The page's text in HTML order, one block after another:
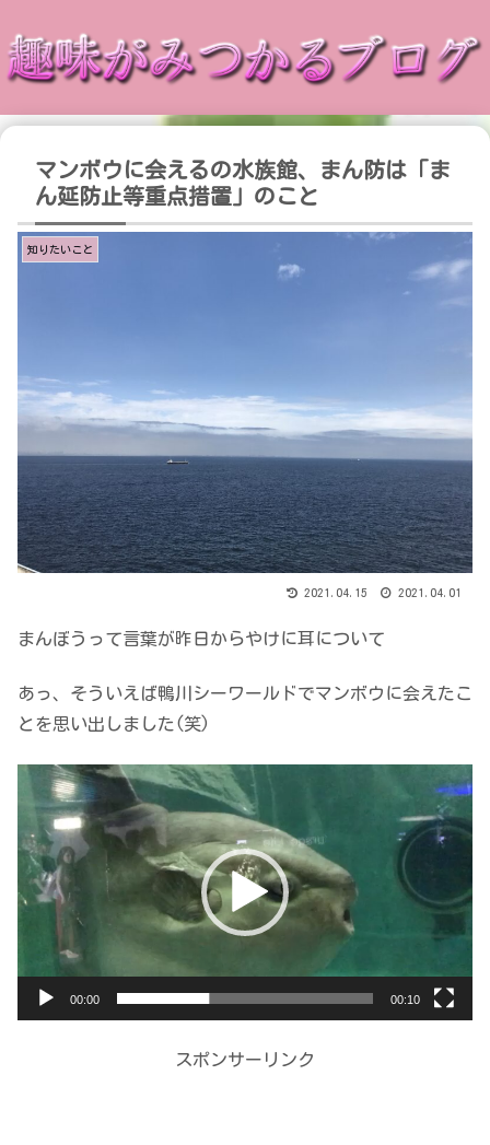
マンボウに会えるの水族館、まん防は「ま
ん延防止等重点措置」のこと
知りたいこと
2021.04.15 2021.04.01
まんぼうって言葉が昨日からやけに耳について
あっ、そういえば鴨川シーワールドでマンボウに会えたこ
とを思い出しました(笑)
プ
レ
ー
00:00 00:10
スポンサーリンク